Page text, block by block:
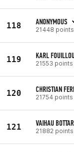
118 ANONYMOUS
21448 points
119 KARL
21553 points
120 CHRISTIAN
21754 points
121 VAIHAU
21882 points